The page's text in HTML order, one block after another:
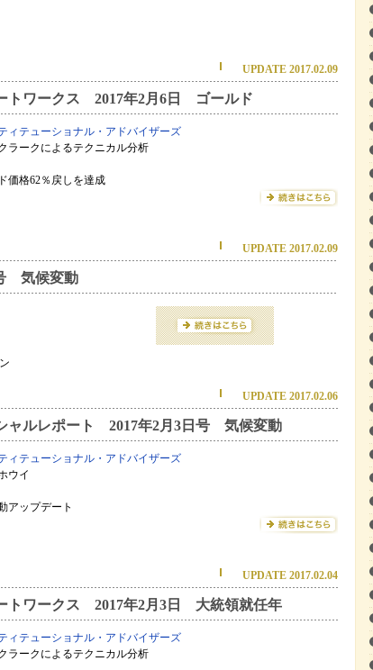
UPDATE 2017.02.09
トワークス 2017年2月6日 ゴールド
ィテューショナル・アドバイザーズ
ラークによるテクニカル分析
価格62％戻しを達成
UPDATE 2017.02.09
気候変動
UPDATE 2017.02.06
ャルレポート 2017年2月3日号 気候変動
ィテューショナル・アドバイザーズ
ウイ
アップデート
UPDATE 2017.02.04
トワークス 2017年2月3日 大統領就任年
ィテューショナル・アドバイザーズ
ラークによるテクニカル分析